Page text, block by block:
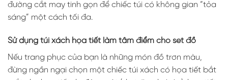
đường cắt may tinh gọn để chiếc túi có không gian “tỏa
sáng” một cách tối đa.
Sử dụng túi xách họa tiết làm tâm điểm cho set đồ
Nếu trang phục của bạn là những món đồ trơn màu,
đừng ngần ngại chọn một chiếc túi xách có họa tiết bắt